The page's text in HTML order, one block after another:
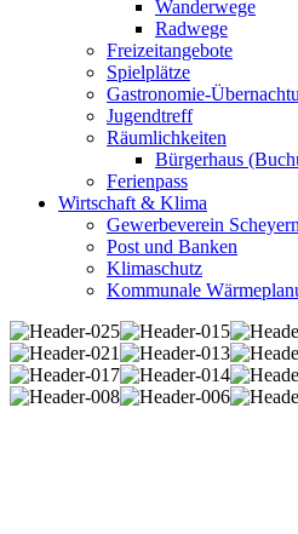
Wanderwege
Radwege
Freizeitangebote
Spielplätze
Gastronomie-
Jugendtreff
Räumlichkeiten
Bürgerhaus
Ferienpass
Wirtschaft & Klima
Gewerbeverein Scheyern
Post und Banken
Klimaschutz
Kommunale